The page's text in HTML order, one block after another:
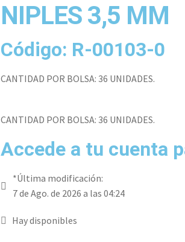
NIPLES 3,5 MM
Código: R-00103-0
CANTIDAD POR BOLSA: 36 UNIDADES.
CANTIDAD POR BOLSA: 36 UNIDADES.
Accede a tu cuenta
*Última modificación:
7 de Ago. de 2026 a las 04:24
Hay disponibles